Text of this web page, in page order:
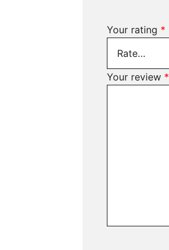
Your rating *
Your review *